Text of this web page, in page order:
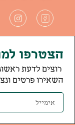
הצטרפו
רוצים לדעת
השאירו פרטים